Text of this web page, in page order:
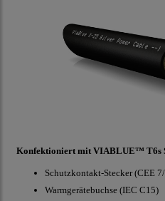
Konfektioniert mit VIABLUE™ T6s
Schutzkontakt-Stecker (CEE
Warmgerätebuchse (IEC C15)